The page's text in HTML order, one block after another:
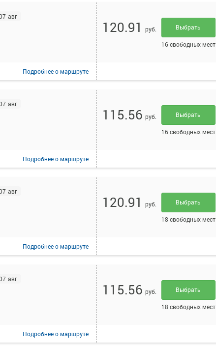
авг
Подробнеео маршруте
120.91 руб. Выбрать
16 свободных мест
авг
Подробнеео маршруте
115.56 руб. Выбрать
16 свободных мест
авг
Подробнеео маршруте
120.91 руб. Выбрать
18 свободных мест
авг
Подробнеео маршруте
115.56 руб. Выбрать
18 свободных мест